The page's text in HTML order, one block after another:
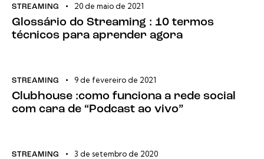
STREAMING 20 de maio de 2021
Glossário do Streaming : 10 termos
técnicos para aprender agora
STREAMING 9 de fevereiro de 2021
Clubhouse :como funciona a rede social
com cara de “Podcast ao vivo”
STREAMING 3 de setembro de 2020